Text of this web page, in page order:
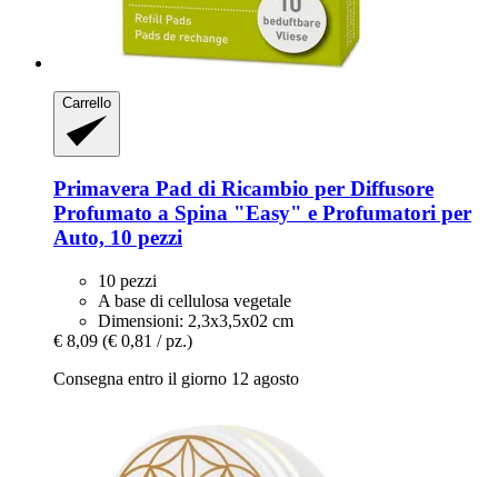
Carrello
Primavera Pad di Ricambio per Diffusore
Profumato a Spina "Easy" e Profumatori per
Auto, 10 pezzi
10 pezzi
A base di cellulosa vegetale
Dimensioni: 2,3x3,5x02 cm
€ 8,09 (€ 0,81 / pz.)
Consegna entro il giorno 12 agosto